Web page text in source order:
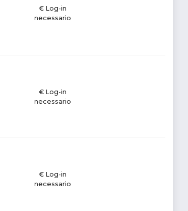
€ Log-in
necessario
€ Log-in
necessario
€ Log-in
necessario